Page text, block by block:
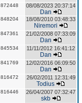
872448 08/08/2023 20:37:14
Dan
848204 18/08/2010 03:48:33
Niremori
847361 21/02/2008 07:33:09
Dan
845534 11/11/2012 16:41:12
Dan
841769 12/02/2016 06:09:50
Dan
816472 26/02/2011 12:31:49
Todius
816446 26/04/2007 07:32:47
skb